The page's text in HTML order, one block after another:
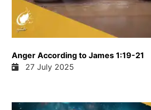
Anger According to James 1:19-21
27 July 2025